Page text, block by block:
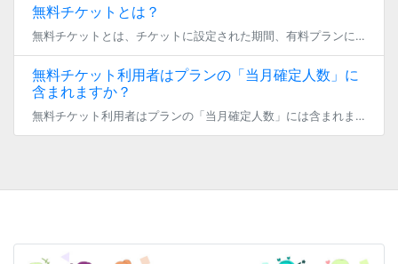
無料チケットとは？
無料チケットとは、チケットに設定された期間、有料プランに無料で加入できるコードを発行する機能です。 無料チケットで無料になる期間は、1ヶ月単位で最長5ヶ月までお選びいただけます。 また、無料チケットの使用期限も設定可能で […]
無料チケット利用者はプランの「当月確定人数」に
含まれますか？
無料チケット利用者はプランの「当月確定人数」には含まれません。 無料チケット利用者につきましては、 プラン一覧画面の「※無料チケット利用者の確認はこちら」＞一覧内の「有効」になっているチケットの「利用状況を確認」からご確 […]